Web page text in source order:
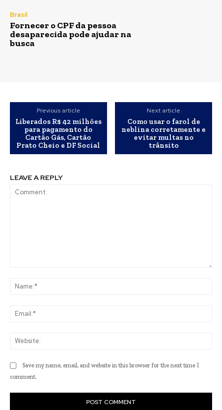
Brasil
Fornecer o CPF da pessoa
desaparecida pode ajudar na
busca
Previous article
Liberados R$ 42 milhões
para pagamento do
Cartão Gás, Cartão
Prato Cheio e DF Social
Next article
Como usar o farol de
neblina corretamente e
evitar multas no
trânsito
LEAVE A REPLY
Save my name, email, and website in this browser for the next time I
comment.